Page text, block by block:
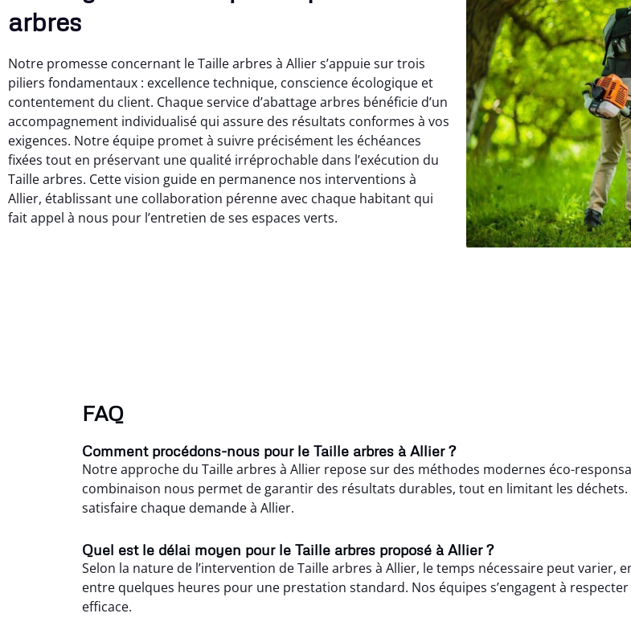
arbres
Notre promesse concernant le Taille arbres à Allier s’appuie sur trois
piliers fondamentaux : excellence technique, conscience écologique et
contentement du client. Chaque service d’abattage arbres bénéficie d’un
accompagnement individualisé qui assure des résultats conformes à vos
exigences. Notre équipe promet à suivre précisément les échéances
fixées tout en préservant une qualité irréprochable dans l’exécution du
Taille arbres. Cette vision guide en permanence nos interventions à
Allier, établissant une collaboration pérenne avec chaque habitant qui
fait appel à nous pour l’entretien de ses espaces verts.
FAQ
Comment procédons-nous pour le Taille arbres à Allier ?
Notre approche du Taille arbres à Allier repose sur des méthodes modernes éco-
combinaison nous permet de garantir des résultats durables, tout en limitant les
satisfaire chaque demande à Allier.
Quel est le délai moyen pour le Taille arbres proposé à Allier ?
Selon la nature de l’intervention de Taille arbres à Allier, le temps nécessaire peut varier,
entre quelques heures pour une prestation standard. Nos équipes s’engagent à
efficace.